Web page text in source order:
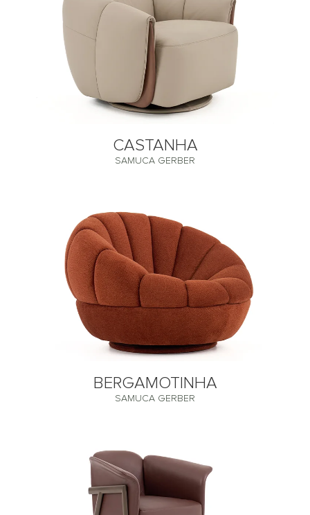
CASTANHA
SAMUCA GERBER
BERGAMOTINHA
SAMUCA GERBER